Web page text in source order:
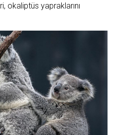
okaliptüs yapraklarını